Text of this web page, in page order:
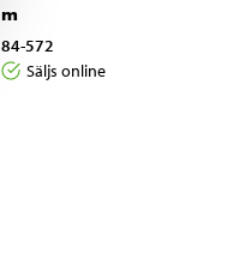
m
84-572
Säljs online